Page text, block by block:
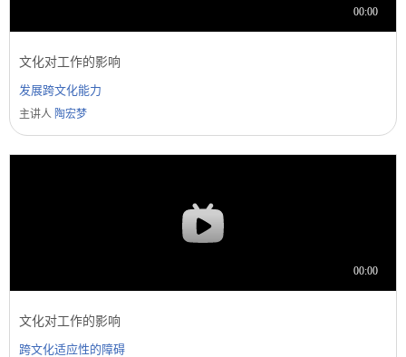
文化对工作的影响
发展跨文化能力
主讲人 陶宏梦
文化对工作的影响
跨文化适应性的障碍